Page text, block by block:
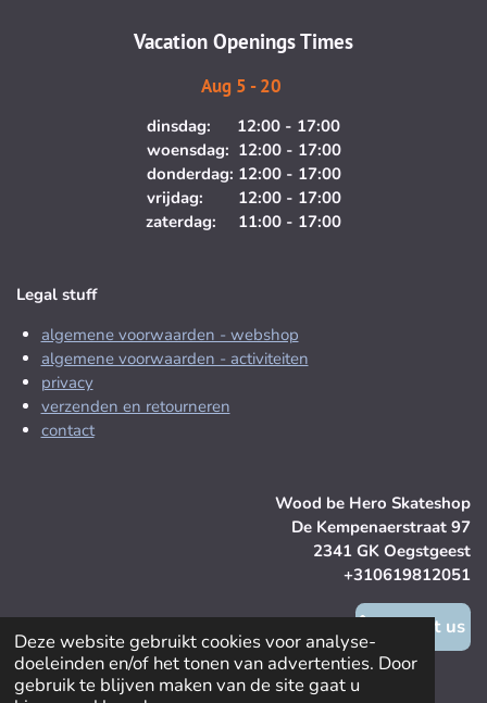
Deze website gebruikt cookies voor analyse-
doeleinden en/of het tonen van advertenties. Door
gebruik te blijven maken van de site gaat u
m
Vacation Openings Times
Aug 5 - 20
dinsdag: 12:00 - 17:00
woensdag: 12:00 - 17:00
donderdag: 12:00 - 17:00
vrijdag: 12:00 - 17:00
zaterdag: 11:00 - 17:00
Legal stuff
algemene voorwaarden - webshop
algemene voorwaarden - activiteiten
privacy
verzenden en retourneren
contact
Wood be Hero Skateshop
De Kempenaerstraat 97
2341 GK Oegstgeest
+310619812051
contact us
© 2025 Wood be Hero Skateshop